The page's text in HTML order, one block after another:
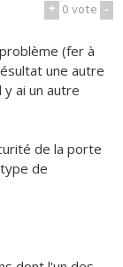
+ 0vote -
(fer à
une autre
y ai un autre
de la porte
de